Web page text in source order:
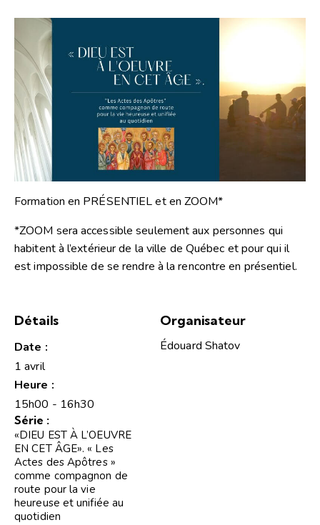
Formation en PRÉSENTIEL et en ZOOM*
*ZOOM sera accessible seulement aux personnes qui
habitent à l’extérieur de la ville de Québec et pour qui il
est impossible de se rendre à la rencontre en présentiel.
Détails
Date :
1 avril
Heure :
15h00 - 16h30
Série :
«DIEU EST À L’OEUVRE
EN CET ÂGE». « Les
Actes des Apôtres »
comme compagnon de
route pour la vie
heureuse et unifiée au
quotidien
Organisateur
Édouard Shatov